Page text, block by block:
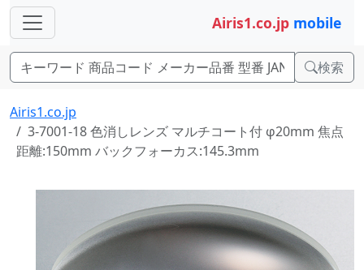
Airis1.co.jp mobile
検索
Airis1.co.jp
3-7001-18 色消しレンズ マルチコート付 φ20mm 焦点
距離:150mm バックフォーカス:145.3mm